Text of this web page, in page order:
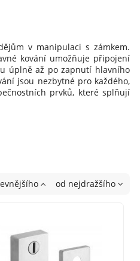
v manipulaci s zámkem.
kování umožňuje připojení
úplně až po zapnutí hlavního
jsou nezbytné pro každého,
prvků, které splňují
od nejdražšího